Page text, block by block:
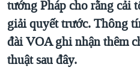
SỨC KHOẺ
VĂN HOÁ
THỂ THAO
NGÀY TỊ NẠN THẾ GIỚI
TRỊNH VĨNH BÌNH - NGƯỜI
GROUND ZERO – XƯA VÀ
Ngôn ngữ khác
tướng Pháp cho rằng cải
giải quyết trước. Thông
đài VOA ghi nhận thêm
thuật sau đây.